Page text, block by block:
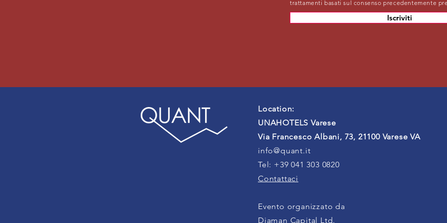
trattamenti basati sul consenso precedentemente
Iscriviti
Location:
UNAHOTELS Varese
Via Francesco Albani, 73, 21100 Varese VA
info@quant.it
Tel: +39 041 303 0820
Contattaci
Evento organizzato da
Diaman Capital Ltd.